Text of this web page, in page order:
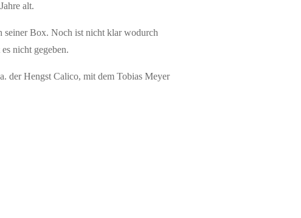
alt.
seiner Box. Noch ist nicht klar wodurch
nicht gegeben.
der Hengst Calico, mit dem Tobias Meyer